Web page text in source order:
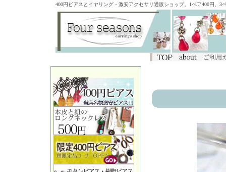
400円ピアスとイヤリング・激安アクセサリ通販ショップ。1ペア400円、